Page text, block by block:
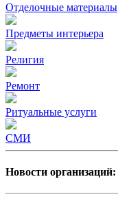
Отделочные материалы
Предметы интерьера
Религия
Ремонт
Ритуальные услуги
СМИ
Новости организаций: